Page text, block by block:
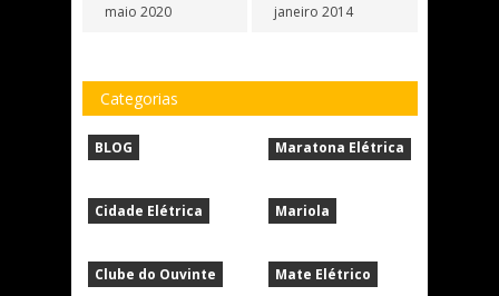
maio 2020 janeiro 2014
Categorias
BLOG
Cidade Elétrica
Clube do Ouvinte
Maratona Elétrica
Mariola
Mate Elétrico